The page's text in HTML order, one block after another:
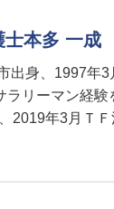
士本多 一成
出身、1997年3
ラリーマン経験
2019年3月Ｔ